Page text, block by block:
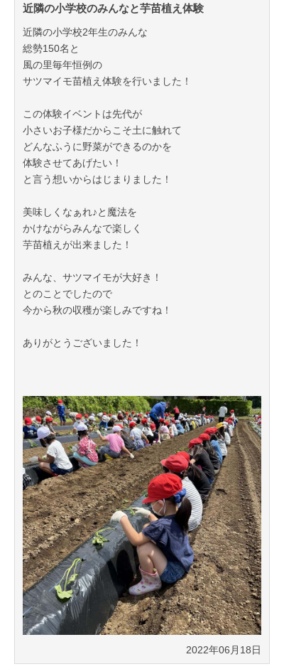
近隣の小学校のみんなと芋苗植え体験
近隣の小学校2年生のみんな
総勢150名と
風の里毎年恒例の
サツマイモ苗植え体験を行いました！
この体験イベントは先代が
小さいお子様だからこそ土に触れて
どんなふうに野菜ができるのかを
体験させてあげたい！
と言う想いからはじまりました！
美味しくなぁれ♪と魔法を
かけながらみんなで楽しく
芋苗植えが出来ました！
みんな、サツマイモが大好き！
とのことでしたので
今から秋の収穫が楽しみですね！
ありがとうございました！
2022年06月18日